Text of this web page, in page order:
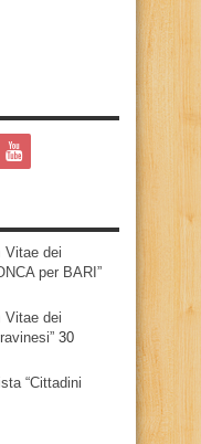
Vitae dei
per BARI”
Vitae dei
30
“Cittadini